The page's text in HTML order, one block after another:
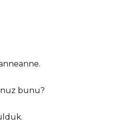
bunu?